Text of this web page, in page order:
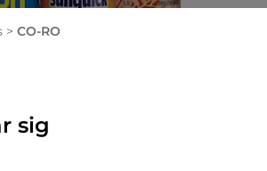
> CO-RO
sig